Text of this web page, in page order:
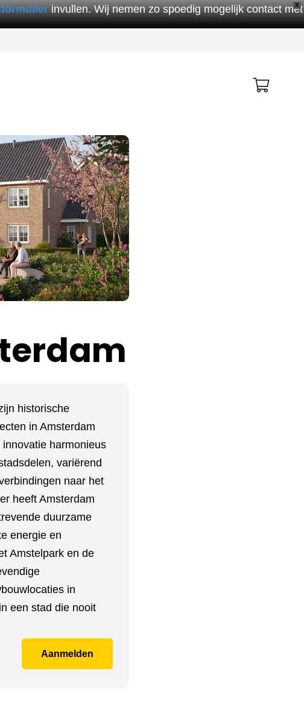
X
invullen. Wij nemen zo spoedig mogelijk contact met
historische
in Amsterdam
harmonieus
variërend
naar het
heeft Amsterdam
duurzame
energie en
Amstelpark en de
in
een stad die nooit
Aanmelden